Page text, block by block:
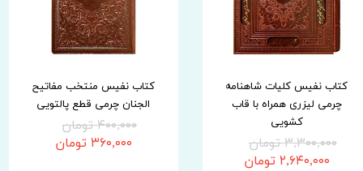
کتاب نفیس کلیات شاهنامه
چرمی لیزری همراه با قاب
کشویی
۳,۳۰۰,۰۰۰ تومان
۲,۶۴۰,۰۰۰ تومان
کتاب نفیس منتخب مفاتیح
الجنان چرمی قطع پالتویی
۴۰۰,۰۰۰ تومان
۳۶۰,۰۰۰ تومان